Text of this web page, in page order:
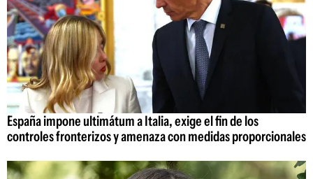
España impone ultimátum a Italia, exige el fin de los
controles fronterizos y amenaza con medidas proporcionales